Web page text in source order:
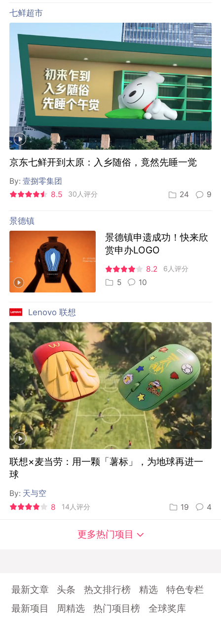
七鲜超市
京东七鲜开到太原：入乡随俗，竟然先睡一觉
By:壹捌零集团
8.5
30人评分 24 9
景德镇
景德镇申遗成功！快来欣
赏申办LOGO
8.2 6人评分
5 10
Lenovo 联想
联想×麦当劳：用一颗「薯标」，为地球再进一
球
By: 天与空
8
14人评分 19 4
更多热门项目
最新文章 头条 热文排行榜 精选
特色专栏
最新项目
周精选 热门项目榜 全球奖库